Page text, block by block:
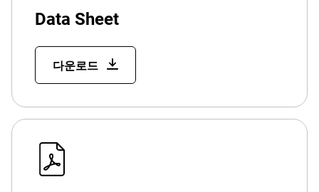
Data Sheet
다운로드